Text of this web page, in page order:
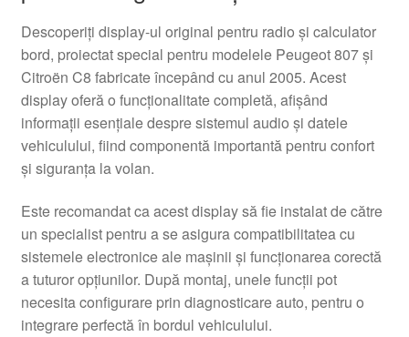
Descoperiţi display-ul original pentru radio şi calculator
bord, proiectat special pentru modelele Peugeot 807 şi
Citroën C8 fabricate începând cu anul 2005. Acest
display oferă o funcţionalitate completă, afișând
informaţii esenţiale despre sistemul audio şi datele
vehiculului, fiind componentă importantă pentru confort
şi siguranţa la volan.
Este recomandat ca acest display să fie instalat de către
un specialist pentru a se asigura compatibilitatea cu
sistemele electronice ale maşinii şi funcţionarea corectă
a tuturor opţiunilor. După montaj, unele funcţii pot
necesita configurare prin diagnosticare auto, pentru o
integrare perfectă în bordul vehiculului.